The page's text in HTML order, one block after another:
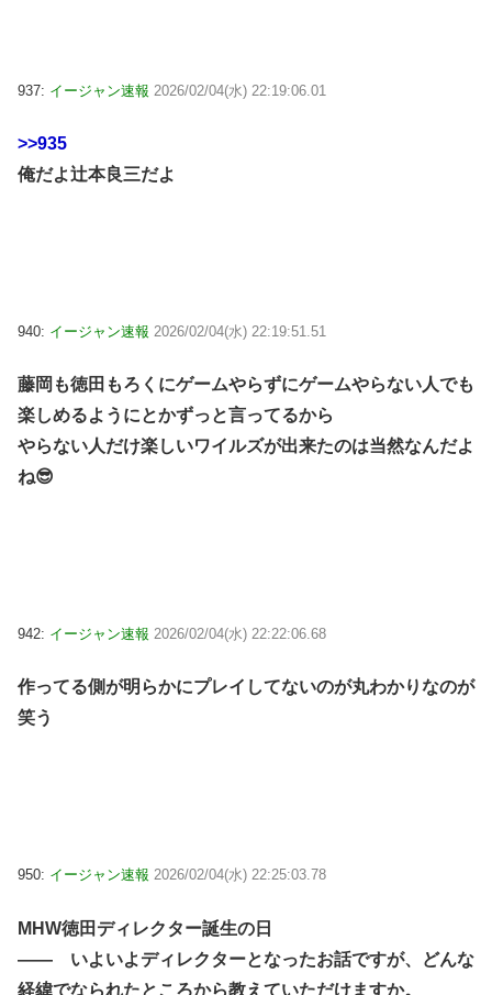
937: イージャン速報 2026/02/04(水) 22:19:06.01
>>935
俺だよ辻本良三だよ
940: イージャン速報 2026/02/04(水) 22:19:51.51
藤岡も徳田もろくにゲームやらずにゲームやらない人でも
楽しめるようにとかずっと言ってるから
やらない人だけ楽しいワイルズが出来たのは当然なんだよ
ね😎
942: イージャン速報 2026/02/04(水) 22:22:06.68
作ってる側が明らかにプレイしてないのが丸わかりなのが
笑う
950: イージャン速報 2026/02/04(水) 22:25:03.78
MHW徳田ディレクター誕生の日
―― いよいよディレクターとなったお話ですが、どんな
経緯でなられたところから教えていただけますか。